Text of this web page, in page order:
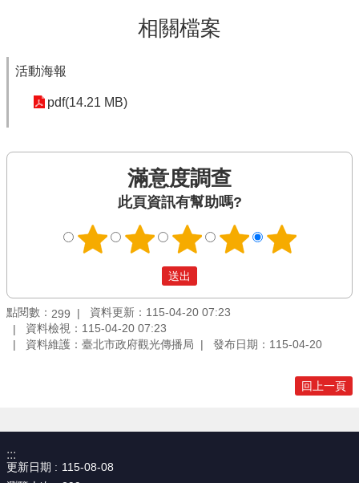
相關檔案
活動海報
pdf(14.21 MB)
滿意度調查
此頁資訊有幫助嗎?
點閱數： 299
資料更新：115-04-20 07:23
資料檢視：115-04-20 07:23
資料維護：臺北市政府觀光傳播局
發布日期：115-04-20
回上一頁
:::
更新日期
115-08-08